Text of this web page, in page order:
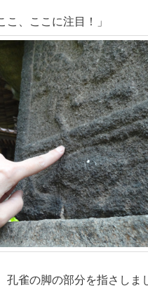
こ、ここに注目！」
雀の脚の部分を指さしま